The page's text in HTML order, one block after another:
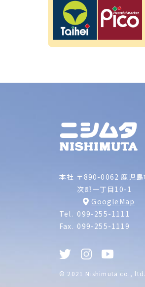
本社 〒890-0062 鹿児島
次郎一丁目10-1
GoogleMap
Tel. 099-255-1111
Fax. 099-255-1119
© 2021 Nishimuta co., ltd.